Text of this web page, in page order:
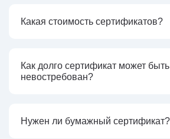
Какая стоимость сертификатов?
Как долго сертификат может быть
невостребован?
Нужен ли бумажный сертификат?